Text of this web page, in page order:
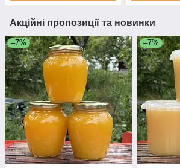
Акційні пропозиції та новинки
–7% –7%